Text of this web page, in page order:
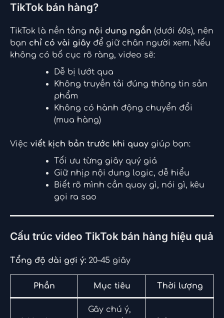
TikTok bán hàng?
TikTok là nền tảng nội dung ngắn (dưới 60s), nên
bạn chỉ có vài giây để giữ chân người xem. Nếu
không có bố cục rõ ràng, video sẽ:
Dễ bị lướt qua
Không truyền tải đúng thông tin sản
phẩm
Không có hành động chuyển đổi
(mua hàng)
Việc viết kịch bản trước khi quay giúp bạn:
Tối ưu từng giây quý giá
Giữ nhịp nội dung logic, dễ hiểu
Biết rõ mình cần quay gì, nói gì, kêu
gọi ra sao
Cấu trúc video TikTok bán hàng hiệu quả
Tổng độ dài gợi ý: 20–45 giây
Phần Mục tiêu Thời lượng
Gây chú ý,